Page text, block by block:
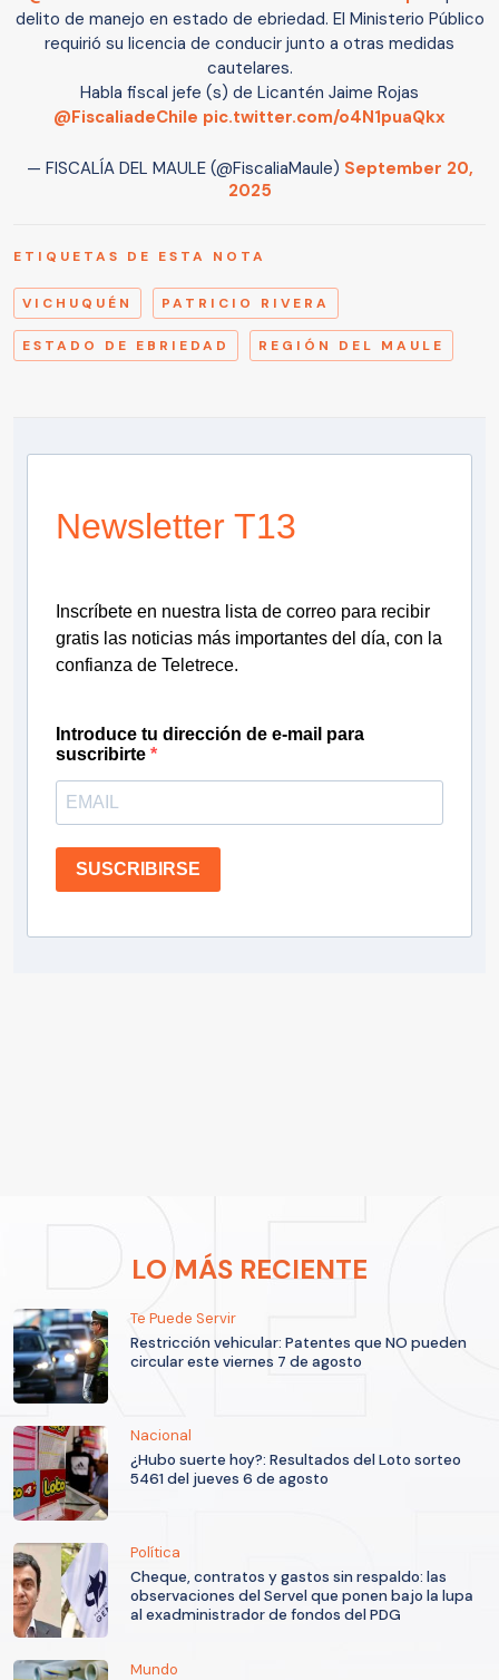
delito de manejo en estado de ebriedad. El Ministerio Público
requirió su licencia de conducir junto a otras medidas
cautelares.
Habla fiscal jefe (s) de Licantén Jaime Rojas
@FiscaliadeChile pic.twitter.com/o4N1puaQkx
— FISCALÍA DEL MAULE (@FiscaliaMaule) September 20,
2025
ETIQUETAS DE ESTA NOTA
VICHUQUÉN PATRICIO RIVERA
ESTADO DE EBRIEDAD REGIÓN DEL MAULE
Newsletter T13
Inscríbete en nuestra lista de correo para recibir
gratis las noticias más importantes del día, con la
confianza de Teletrece.
Introduce tu dirección de e-mail para
suscribirte
SUSCRIBIRSE
LO MÁS RECIENTE
Te Puede Servir
Restricción vehicular: Patentes que NO pueden
circular este viernes 7 de agosto
Nacional
¿Hubo suerte hoy?: Resultados del Loto sorteo
5461 del jueves 6 de agosto
Política
Cheque, contratos y gastos sin respaldo: las
observaciones del Servel que ponen bajo la lupa
al exadministrador de fondos del PDG
Mundo